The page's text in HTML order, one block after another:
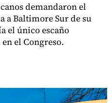
demandaron el
a Baltimore Sur de su
el único escaño
el Congreso.